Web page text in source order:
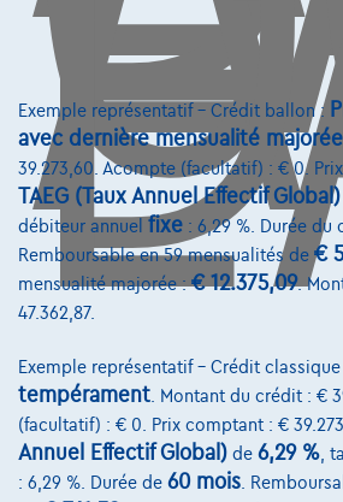
Mercedes-Benz GLA 200
GLA 200 Business Solution AMG| Automaat|
06/2020
116.137 km Essence
115 kW ( 156 CV )
€21.850 1
€433,25
Découvrez l’exemple chiffré complet
3900 Pelt,
Comparer
Exemple représentatif – Crédit ballon :
avec dernière mensualité majorée
39.273,60. Acompte (facultatif) : € 0.
TAEG (Taux Annuel Effectif Global)
débiteur annuel fixe : 6,29 %. Durée du
Remboursable en 59 mensualités de €
mensualité majorée :€ 12.375,09.
47.362,87.
Exemple représentatif – Crédit classique
tempérament . Montant du crédit : €
(facultatif) : € 0. Prix comptant : €
Annuel Effectif Global) de 6,29 % ,
: 6,29 %. Durée de 60 mois .